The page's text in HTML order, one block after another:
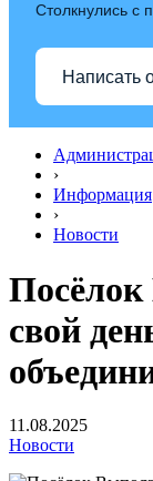
Столкнулись с
Написать
›
Информация
›
Новости
свой
11.08.2025
Новости